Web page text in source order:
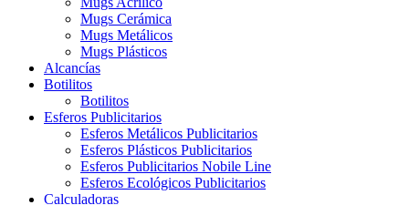
Mugs Cerámica
Mugs Metálicos
Mugs Plásticos
Alcancías
Botilitos
Botilitos
Esferos Publicitarios
Esferos Metálicos Publicitarios
Esferos Plásticos Publicitarios
Esferos Publicitarios Nobile Line
Esferos Ecológicos Publicitarios
Calculadoras